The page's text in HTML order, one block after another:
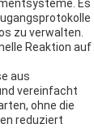
Es
zu verwalten.
Reaktion auf
aus
vereinfacht
ohne die
reduziert